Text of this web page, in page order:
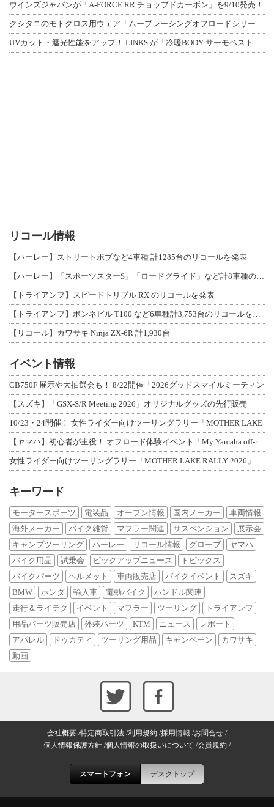
ウインズジャパンが「A-FORCE RR チョップドカーボン」を9/10発売！
クシタニのモトクロス用ウェア「ムーブレーシングオフロードシリーズ」3アイテムが登
UVカット・遮光性能をアップ！ LINKS が「冷暖BODY サーモベスト」改良
リコール情報
【ハーレー】ストリートボブなど4車種 計1285台のリコールを発表
【ハーレー】「スポーツスターS」「ロードグライド」など計8車種のリコールを発表
【トライアンフ】スピードトリプル RX のリコールを発表
【トライアンフ】ボンネビル T100 など6車種計3,753台のリコールを発表
【リコール】カワサキ Ninja ZX-6R 計1,930台
イベント情報
CB750F 展示や大抽選会も！ 8/22開催「2026グッドスマイルミーティン
【スズキ】「GSX-S/R Meeting 2026」オリジナルグッズの先行販売
10/23・24開催！ 女性ライダー向けツーリングラリー「MOTHER LAKE
【ヤマハ】初心者が主役！ オフロード体験イベント「My Yamaha off-r
女性ライダー向けツーリングラリー「MOTHER LAKE RALLY 2026」
キーワード
モータースポーツ 電装品 オープン情報 国内メーカー
車両情報
海外メーカー
バイク雑貨 マフラー関連 サスペンション
展示会
キャンプツーリング
ハーレー リコール情報 グローブ
ヤマハ
バイク用品
試乗会 ピックアップニュース
トピックス
バイクパーツ
ヘルメット 車両販売店 バイクイベント
スズキ
BMW
ホンダ 輸入車 電動バイク
ハンドル関連
走行＆ライテク
イベント マフラー ツーリング
トライアンフ
用品パーツ販売店
外装パーツ KTM ニュース
レポート
アパレル
ドゥカティ ツーリング用品 キャンペーン
カワサキ
動画
会社概要 特定商取引法 利用規約 採用情報 お問合せ
個人情報保護方針 個人情報の取扱いについて 会員規約
スマートフォン デスクトップ